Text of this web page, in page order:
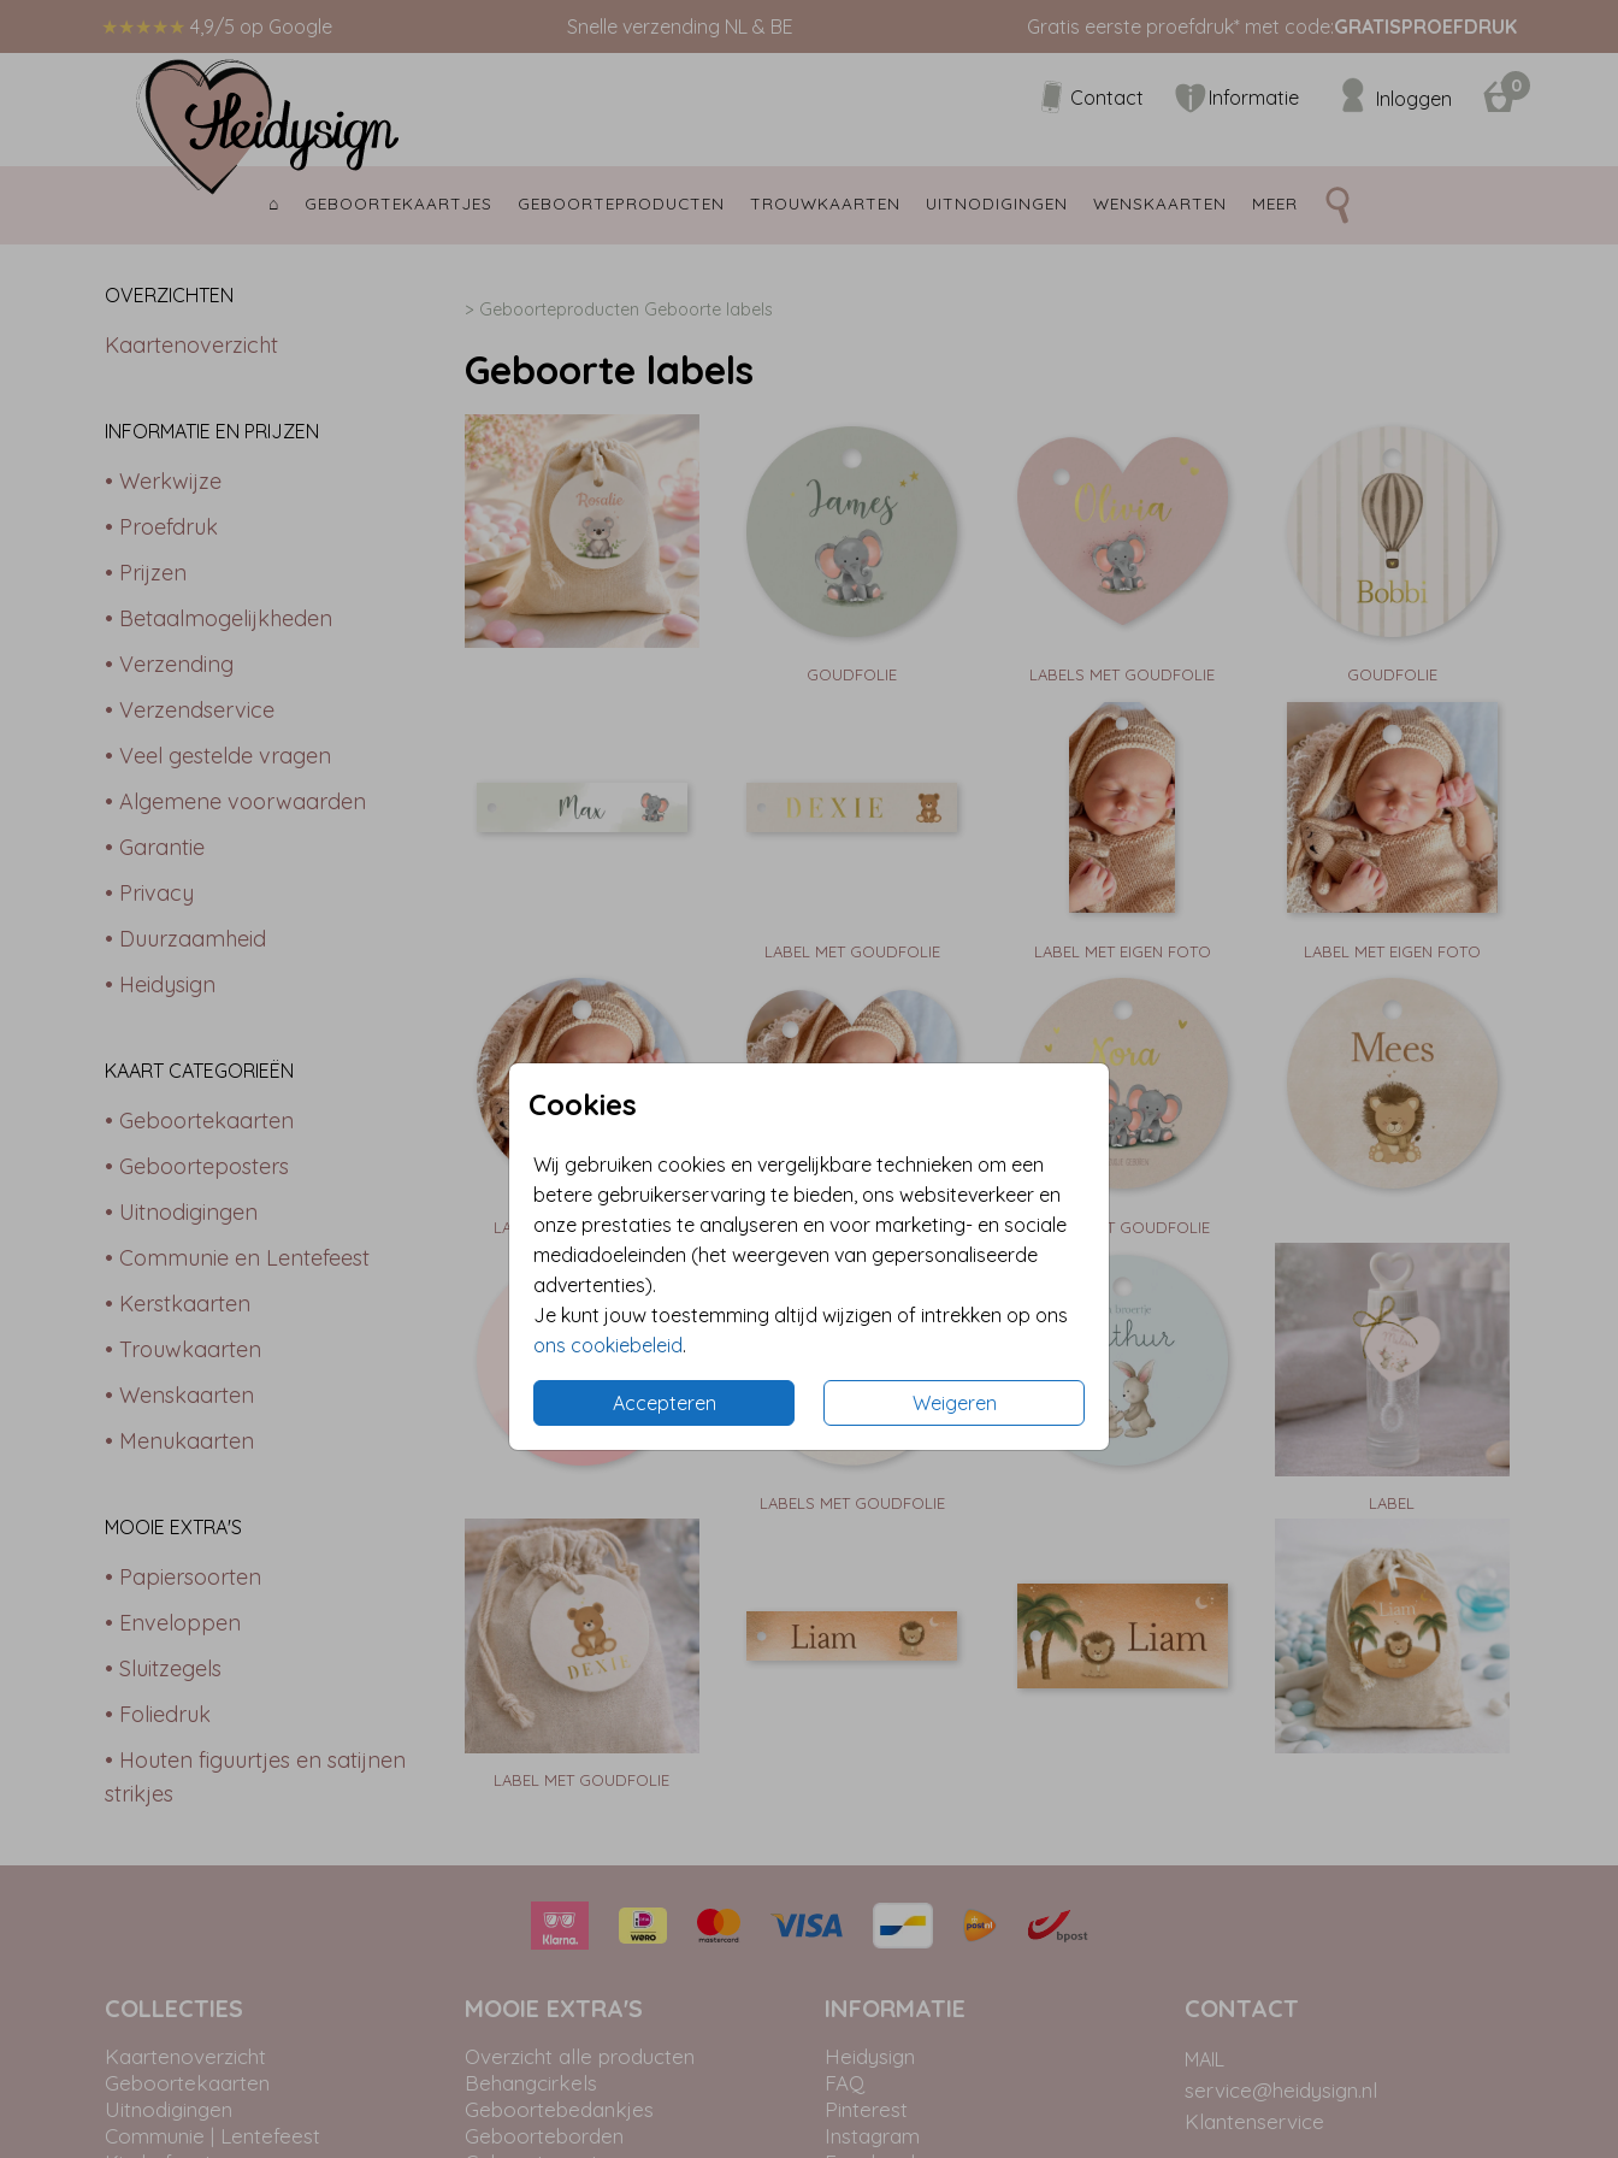
★★★★★ 4,9/5 op Google Snelle verzending NL & BE Gratis eerste proefdruk* met code:GRATISPROEFDRUK
Contact Informatie Inloggen
0
⌂ GEBOORTEKAARTJES GEBOORTEPRODUCTEN TROUWKAARTEN UITNODIGINGEN WENSKAARTEN MEER
Cookies
Wij gebruiken cookies en vergelijkbare technieken om een
betere gebruikerservaring te bieden, ons websiteverkeer en
onze prestaties te analyseren en voor marketing- en sociale
mediadoeleinden (het weergeven van gepersonaliseerde
advertenties).
Je kunt jouw toestemming altijd wijzigen of intrekken op ons
ons cookiebeleid.
Accepteren Weigeren
OVERZICHTEN
Kaartenoverzicht
INFORMATIE EN PRIJZEN
• Werkwijze
• Proefdruk
• Prijzen
• Betaalmogelijkheden
• Verzending
• Verzendservice
• Veel gestelde vragen
• Algemene voorwaarden
• Garantie
• Privacy
• Duurzaamheid
• Heidysign
KAART CATEGORIEËN
• Geboortekaarten
• Geboorteposters
• Uitnodigingen
• Communie en Lentefeest
• Kerstkaarten
• Trouwkaarten
• Wenskaarten
• Menukaarten
MOOIE EXTRA'S
• Papiersoorten
• Enveloppen
• Sluitzegels
• Foliedruk
• Houten figuurtjes en satijnen
strikjes
> Geboorteproducten Geboorte labels
Geboorte labels
GOUDFOLIE LABELS MET GOUDFOLIE GOUDFOLIE
LABEL MET GOUDFOLIE LABEL MET EIGEN FOTO LABEL MET EIGEN FOTO
LABEL MET EIGEN FOTO LABEL MET EIGEN FOTO LABEL MET GOUDFOLIE
LABELS MET GOUDFOLIE LABEL
LABEL MET GOUDFOLIE
COLLECTIES
Kaartenoverzicht
Geboortekaarten
Uitnodigingen
Communie | Lentefeest
MOOIE EXTRA'S
Overzicht alle producten
Behangcirkels
Geboortebedankjes
Geboorteborden
INFORMATIE
Heidysign
FAQ
Pinterest
Instagram
CONTACT
MAIL
service@heidysign.nl
Klantenservice